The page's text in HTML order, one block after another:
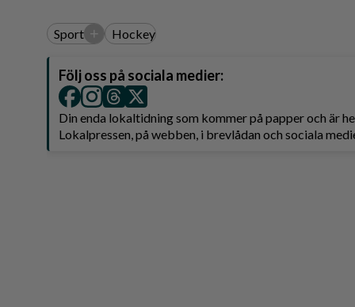
Sport + Hockey
Följ oss på sociala medier:
Din enda lokaltidning som kommer på papper och är
Lokalpressen, på webben, i brevlådan och sociala